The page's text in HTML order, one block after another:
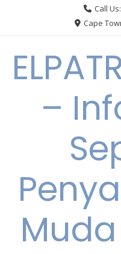
Call
Cape
–